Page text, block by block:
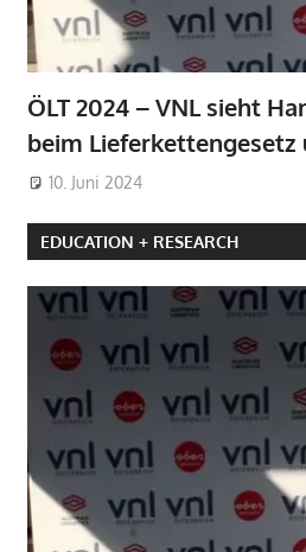
ÖLT 2024 – VNL sieht
beim Lieferkettengesetz
10. Juni 2024
EDUCATION + RESEARCH